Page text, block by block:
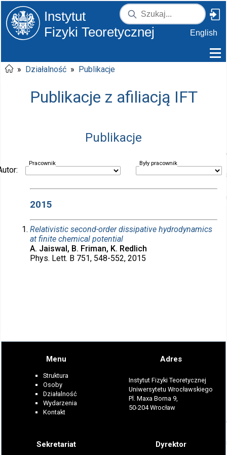
Instytut
Fizyki Teoretycznej
English
» Działalność » Publikacje
Publikacje z afiliacją IFT
Publikacje
Pracownik Były pracownik
2015
Relativistic second-order dissipative hydrodynamics
at finite chemical potential
A. Jaiswal, B. Friman, K. Redlich
Phys. Lett. B 751, 548-552, 2015
Menu
Struktura
Osoby
Działalność
Wydarzenia
Kontakt
Adres
Instytut Fizyki Teoretycznej
Uniwersytetu Wrocławskiego
Pl. Maxa Borna 9,
50-204 Wrocław
Sekretariat Dyrektor